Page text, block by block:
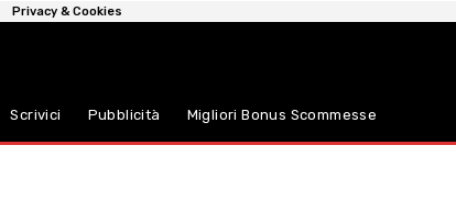
Privacy & Cookies
Scrivici Pubblicità Migliori Bonus Scommesse